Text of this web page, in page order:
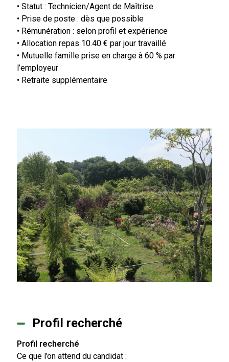
• Statut : Technicien/Agent de Maîtrise
• Prise de poste : dès que possible
• Rémunération : selon profil et expérience
• Allocation repas 10.40 € par jour travaillé
• Mutuelle famille prise en charge à 60 % par
l’employeur
• Retraite supplémentaire
Profil recherché
Profil recherché
Ce que l’on attend du candidat :